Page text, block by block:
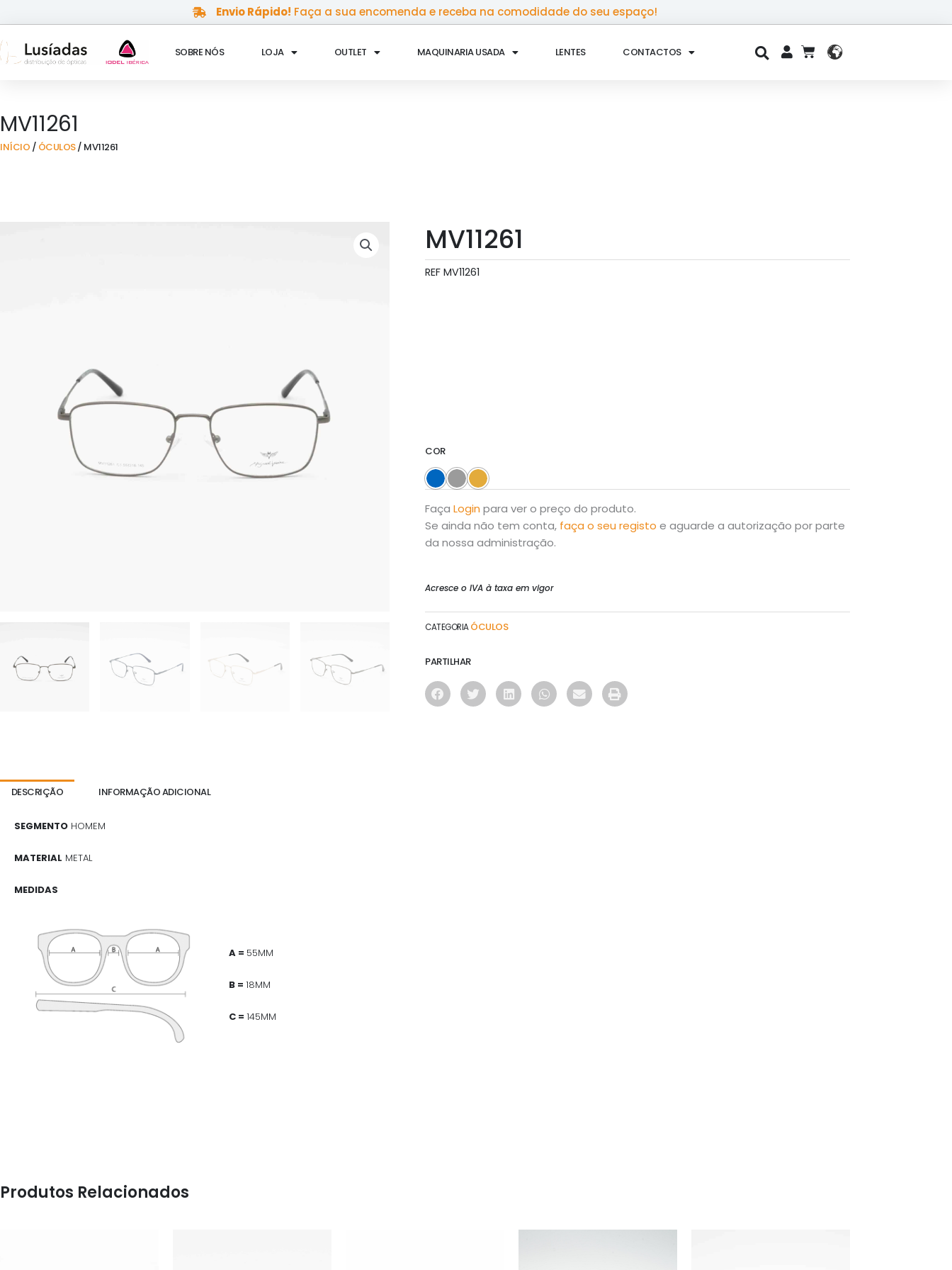
to
content
Envio Rápido! Faça a sua encomenda e receba na comodidade do seu espaço!
SOBRE NÓS LOJA OUTLET MAQUINARIA USADA LENTES CONTACTOS CART
MV11261
INÍCIO / ÓCULOS/ MV11261
DESCRIÇÃO INFORMAÇÃO ADICIONAL
SEGMENTO HOMEM
MATERIAL METAL
MEDIDAS
A = 55MM
B = 18MM
C = 145MM
MV11261
REF MV11261
COR
Faça Login para ver o preço do produto.
Se ainda não tem conta, faça o seu registo e aguarde a autorização por parte
da nossa administração.
Acresce o IVA à taxa em vigor
CATEGORIA ÓCULOS
PARTILHAR
Produtos Relacionados